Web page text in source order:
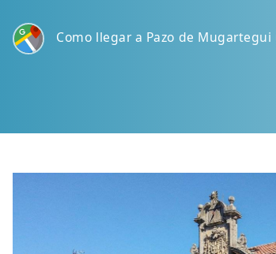
Como llegar a Pazo de